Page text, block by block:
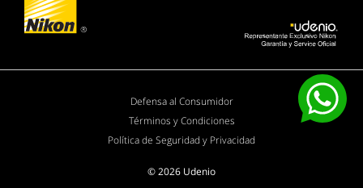
© 2026 Udenio
Defensa al Consumidor
Términos y Condiciones
Política de Seguridad y Privacidad